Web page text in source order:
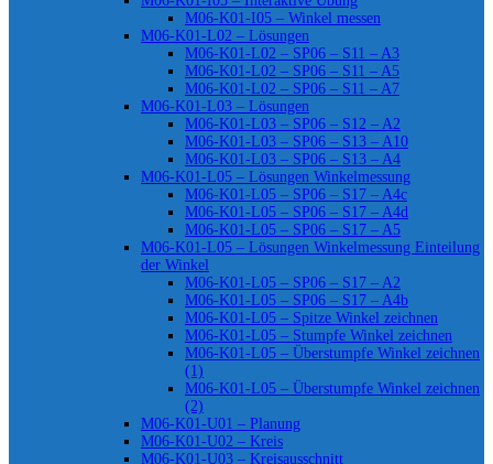
M06-K01-I05 – Winkel messen
M06-K01-L02 – Lösungen
M06-K01-L02 – SP06 – S11 – A3
M06-K01-L02 – SP06 – S11 – A5
M06-K01-L02 – SP06 – S11 – A7
M06-K01-L03 – Lösungen
M06-K01-L03 – SP06 – S12 – A2
M06-K01-L03 – SP06 – S13 – A10
M06-K01-L03 – SP06 – S13 – A4
M06-K01-L05 – Lösungen Winkelmessung
M06-K01-L05 – SP06 – S17 – A4c
M06-K01-L05 – SP06 – S17 – A4d
M06-K01-L05 – SP06 – S17 – A5
M06-K01-L05 – Lösungen Winkelmessung Einteilung
der Winkel
M06-K01-L05 – SP06 – S17 – A2
M06-K01-L05 – SP06 – S17 – A4b
M06-K01-L05 – Spitze Winkel zeichnen
M06-K01-L05 – Stumpfe Winkel zeichnen
M06-K01-L05 – Überstumpfe Winkel zeichnen
(1)
M06-K01-L05 – Überstumpfe Winkel zeichnen
(2)
M06-K01-U01 – Planung
M06-K01-U02 – Kreis
M06-K01-U03 – Kreisausschnitt